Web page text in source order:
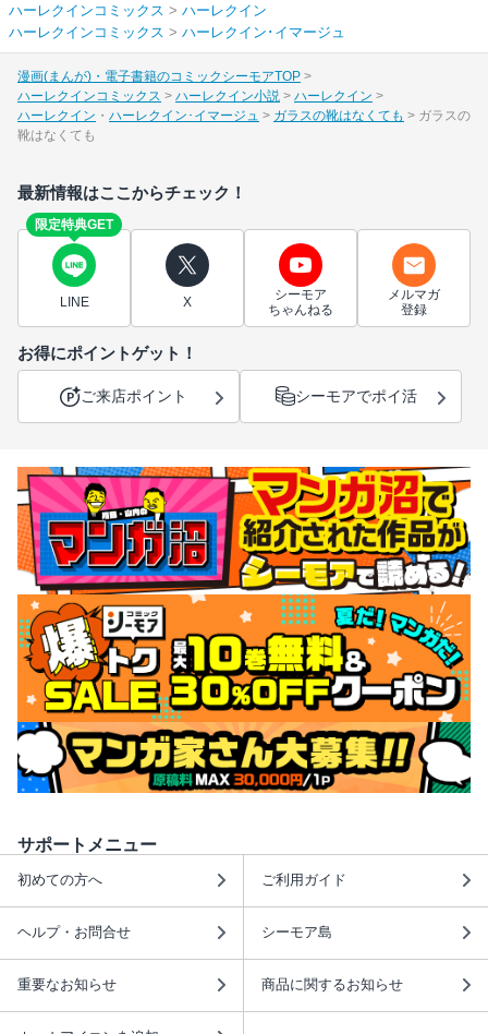
ハーレクインコミックス > ハーレクイン
ハーレクインコミックス > ハーレクイン･イマージュ
漫画(まんが)・電子書籍のコミックシーモアTOP
ハーレクインコミックス
ハーレクイン小説
ハーレクイン
ハーレクイン
ハーレクイン･イマージュ ガラスの靴はなくても
ガラスの
靴はなくても
最新情報はここからチェック！
限定特典GET
LINE X
シーモア
ちゃんねる
メルマガ
登録
お得にポイントゲット！
ご来店ポイント シーモアでポイ活
サポートメニュー
初めての方へ ご利用ガイド
ヘルプ・お問合せ シーモア島
重要なお知らせ 商品に関するお知らせ